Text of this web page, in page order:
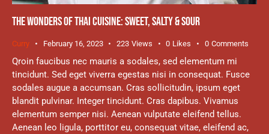
THE WONDERS OF THAI CUISINE: SWEET, SALTY & SOUR
Curry February 16, 2023 223 Views 0 Likes 0 Comments
Qroin faucibus nec mauris a sodales, sed elementum mi
tincidunt. Sed eget viverra egestas nisi in consequat. Fusce
sodales augue a accumsan. Cras sollicitudin, ipsum eget
blandit pulvinar. Integer tincidunt. Cras dapibus. Vivamus
elementum semper nisi. Aenean vulputate eleifend tellus.
Aenean leo ligula, porttitor eu, consequat vitae, eleifend ac,